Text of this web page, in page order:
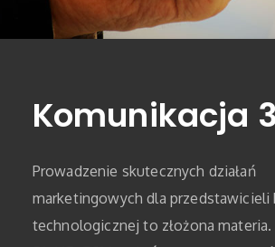
Komunikacja
Prowadzenie skutecznych działań
marketingowych dla przedstawicieli
technologicznej to złożona materia.